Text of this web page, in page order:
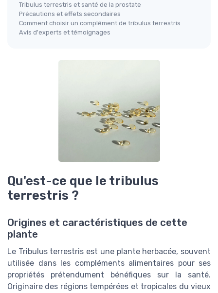
Tribulus terrestris et santé de la prostate
Précautions et effets secondaires
Comment choisir un complément de tribulus terrestris
Avis d'experts et témoignages
Qu'est-ce que le tribulus
terrestris ?
Origines et caractéristiques de cette
plante
Le Tribulus terrestris est une plante herbacée, souvent
utilisée dans les compléments alimentaires pour ses
propriétés prétendument bénéfiques sur la santé.
Originaire des régions tempérées et tropicales du vieux